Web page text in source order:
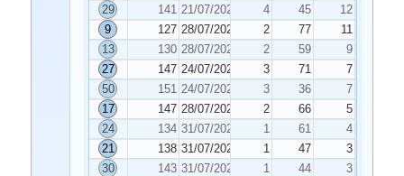
29
141 21/07/2020 4 45
12
9
127 28/07/2020 2 77
11
13
130 28/07/2020 2 59
9
27
147 24/07/2020 3 71
7
50
151 24/07/2020 3 36
7
17
147 28/07/2020 2 66
5
24
134 31/07/2020 1 61
4
21
138 31/07/2020 1 47
3
30
143 31/07/2020 1 44
3